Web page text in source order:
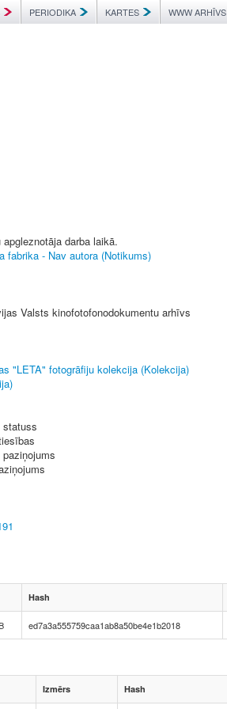
PERIODIKA KARTES WWW ARHĪVS
darba laikā.
fabrika - Nav autora (Notikums)
Valsts kinofotofonodokumentu arhīvs
"LETA" fotogrāfiju kolekcija (Kolekcija)
statuss
Hash
ed7a3a555759caa1ab8a50be4e1b2018
Izmērs Hash